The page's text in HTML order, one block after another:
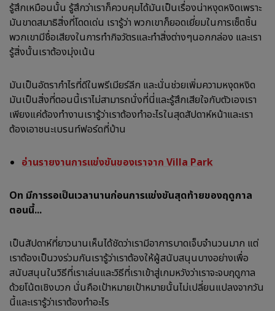
รู้สึกเหมือนนั้น รู้สึกว่าเราก็ควบคุมได้มันเป็นเรื่องน่าหงุดหงิดเพราะ
มันขาดสมาธิสิ่งที่โดดเด่น เรารู้ว่า พวกเขาก็ยอดเยี่ยมในการเซ็ตชิ้น
พวกเขามีชื่อเสียงในการทำกิจวัตรและทำสิ่งต่างๆนอกกล่อง และเรา
รู้สิ่งนั้นเราต้องมุ่งเน้น
มันเป็นอัตรากำไรที่ดีในพรีเมียร์ลีก และนั่นช่วยเพิ่มความหงุดหงิด
มันเป็นสิ่งที่ตอนนี้เราไม่สามารถนั่งที่นี่และรู้สึกเสียใจกับตัวเองเรา
เพียงแค่ต้องทำงานเรารู้ว่าเราต้องทำอะไรในสุดสัปดาห์หน้าและเรา
ต้องเอาชนะเบรนท์ฟอร์ดที่บ้าน
อ่านรายงานการแข่งขันของเราจาก Villa Park
On มีการรอเป็นเวลานานก่อนการแข่งขันสุดท้ายของฤดูกาล
ตอนนี้...
เป็นสัปดาห์ที่ยาวนานเห็นได้ชัดว่าเรามีอาการบาดเจ็บจำนวนมาก แต่
เราต้องเป็นวงร่วมกันเรารู้ว่าเราต้องให้ผู้สนับสนุนบางอย่างเพื่อ
สนับสนุนในวิธีที่เราเล่นและวิธีที่เราเข้าสู่เกมหวังว่าเราจะจบฤดูกาล
ด้วยโน้ตเชิงบวก นั่นคือเป้าหมายเป้าหมายนั้นไม่เปลี่ยนแปลงจากวัน
นี้และเรารู้ว่าเราต้องทำอะไร